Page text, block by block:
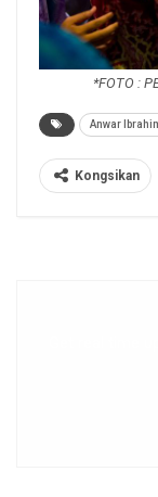
*FOTO :
Anwar
Kongsikan